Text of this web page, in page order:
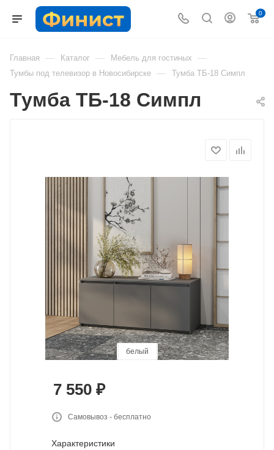
0
Главная — Каталог — Мебель для гостиных —
Тумбы под телевизор в Новосибирске — Тумба ТБ-18 Симпл
Тумба ТБ-18 Симпл
графит
белый
7 550 ₽
Самовывоз - бесплатно
Характеристики